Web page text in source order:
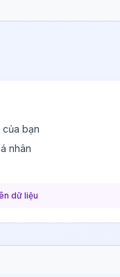
bạn
nhân
dữ liệu